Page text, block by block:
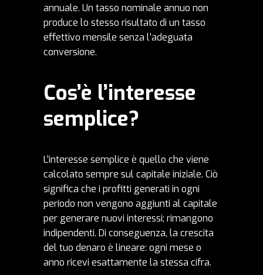
annuale. Un tasso nominale annuo non
produce lo stesso risultato di un tasso
effettivo mensile senza l’adeguata
conversione.
Cos’è l’interesse
semplice?
L’interesse semplice è quello che viene
calcolato sempre sul capitale iniziale. Ciò
significa che i profitti generati in ogni
periodo non vengono aggiunti al capitale
per generare nuovi interessi; rimangono
indipendenti. Di conseguenza, la crescita
del tuo denaro è lineare: ogni mese o
anno ricevi esattamente la stessa cifra.